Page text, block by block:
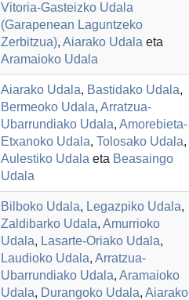
Vitoria-Gasteizko Udala
(Garapenean Laguntzeko
Zerbitzua), Aiarako Udala eta
Aramaioko Udala
Aiarako Udala, Bastidako Udala,
Bermeoko Udala, Arratzua-
Ubarrundiako Udala, Amorebieta-
Etxanoko Udala, Tolosako Udala,
Aulestiko Udala eta Beasaingo
Udala
Bilboko Udala, Legazpiko Udala,
Zaldibarko Udala, Amurrioko
Udala, Lasarte-Oriako Udala,
Laudioko Udala, Arratzua-
Ubarrundiako Udala, Aramaioko
Udala, Durangoko Udala, Aiarako